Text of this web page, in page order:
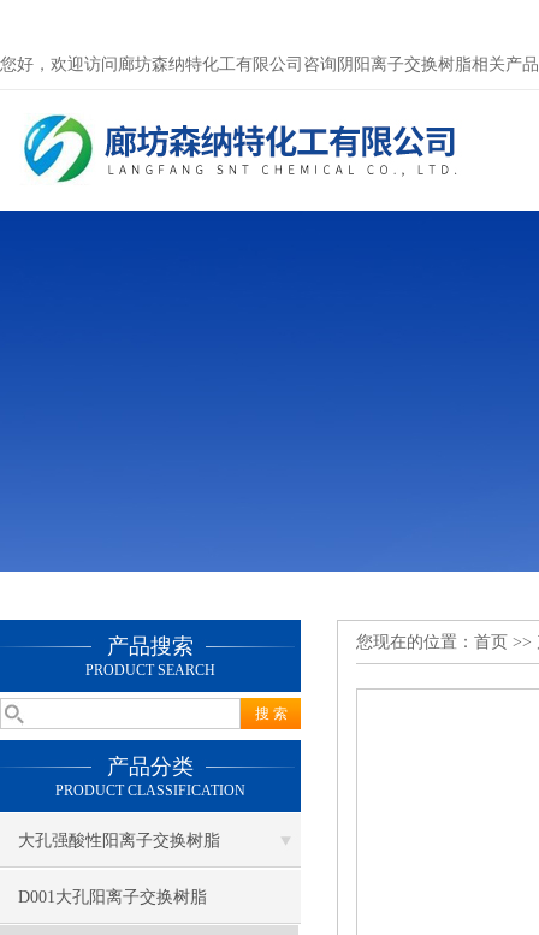
您好，欢迎访问廊坊森纳特化工有限公司咨询阴阳离子交换树脂相关产
产品搜索
PRODUCT SEARCH
产品分类
PRODUCT CLASSIFICATION
大孔强酸性阳离子交换树脂
D001大孔阳离子交换树脂
您现在的位置： 首页 >>